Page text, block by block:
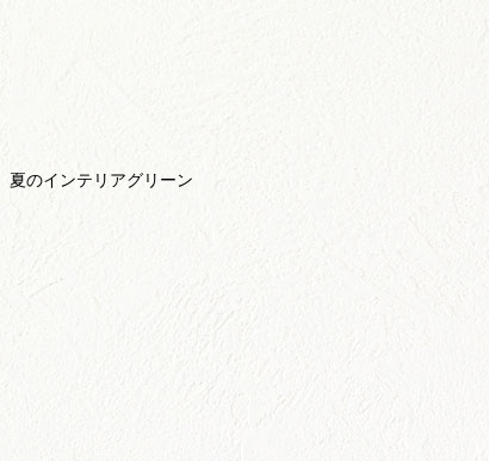
夏のインテリアグリーン